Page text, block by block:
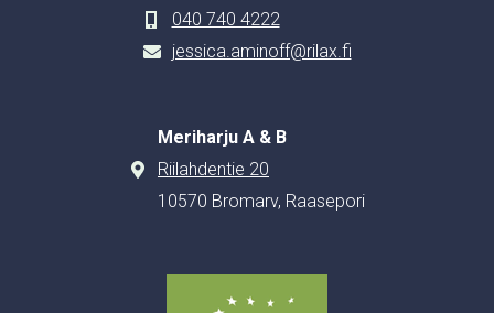
040 740 4222
jessica.aminoff@rilax.fi
Meriharju A & B
Riilahdentie 20
10570 Bromarv, Raasepori